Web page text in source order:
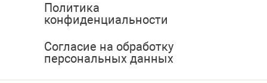
Политика
конфиденциальности
Согласие на обработку
персональных данных